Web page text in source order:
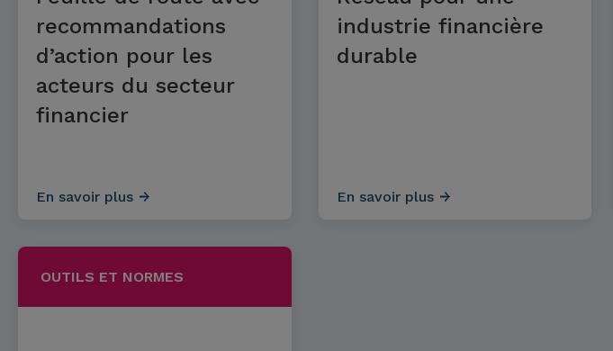
recommandations
d’action pour les
acteurs du secteur
financier
En savoir plus
industrie financière
durable
En savoir plus
OUTILS ET NORMES